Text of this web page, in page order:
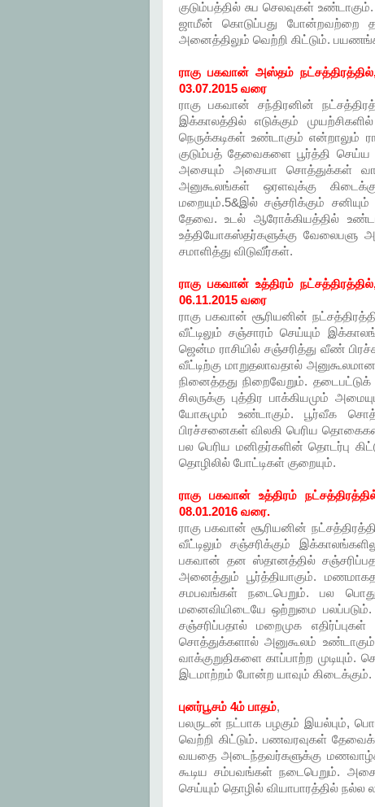
குடும்பத்தில் சுப செலவுகள்
ஜாமீன் கொடுப்பது போன்றவற்றை
அனைத்திலும் வெற்றி கிட்டும்.
ராகு பகவான் அஸ்தம் நட்சத்திரத்தில்,
03.07.2015 வரை
ராகு பகவான் சந்திரனின்
இக்காலத்தில் எடுக்கும்
நெருக்கடிகள் உண்டாகும் என்றாலும்
குடும்பத் தேவைகளை பூர்த்தி செய்ய
அசையும் அசையா சொத்துக்கள்
அனுகூலங்கள் ஒரளவுக்கு
மறையும்.5&இல் சஞ்சரிக்கும்
தேவை. உடல் ஆரோக்கியத்தில் உண்டாக
உத்தியோகஸ்தர்களுக்கு வேலைபளு
சமாளித்து விடுவீர்கள்.
ராகு பகவான் உத்திரம்
06.11.2015 வரை
ராகு பகவான் சூரியனின்
வீட்டிலும் சஞ்சாரம் செய்யும்
ஜென்ம ராசியில் சஞ்சரித்து வீண்
வீட்டிற்கு மாறுதலாவதால்
நினைத்தது நிறைவேறும்.
சிலருக்கு புத்திர பாக்கியமும்
யோகமும் உண்டாகும். பூர்வீக
பிரச்சனைகள் விலகி பெரிய
பல பெரிய மனிதர்களின் தொடர்பு
தொழிலில் போட்டிகள் குறையும்.
ராகு பகவான் உத்திரம்
08.01.2016 வரை.
ராகு பகவான் சூரியனின்
வீட்டிலும் சஞ்சரிக்கும்
பகவான் தன ஸ்தானத்தில்
அனைத்தும் பூர்த்தியாகும்.
சமபவங்கள் நடைபெறும். பல
மனைவியிடையே ஒற்றுமை
சஞ்சரிப்பதால் மறைமுக
சொத்துக்களால் அனுகூலம்
வாக்குறுதிகளை காப்பாற்ற முடியும்.
இடமாற்றம் போன்ற யாவும் கிடைக்கும்.
புனர்பூசம் 4ம் பாதம்,
பலருடன் நட்பாக பழகும் இயல்பும்,
வெற்றி கிட்டும். பணவரவுகள்
வயதை அடைந்தவர்களுக்கு
கூடிய சம்பவங்கள் நடைபெறும்.
செய்யும் தொழில் வியாபாரத்தில் நல்ல